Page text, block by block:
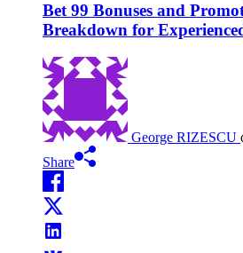
Bet 99 Bonuses and
Breakdown for
George RIZESCU
Share